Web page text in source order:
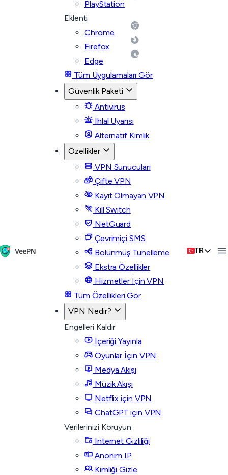
PlayStation
Eklenti
Chrome
Firefox
Edge
Tüm Uygulamaları Gör
Güvenlik Paketi
Antivirüs
İhlal Uyarısı
Alternatif Kimlik
Özellikler
VPN Sunucuları
Çifte VPN
Kayıt Olmayan VPN
Kill Switch
NetGuard
Çevrimiçi SMS
Bölünmüş Tünelleme
Ekstra Özellikler
Hizmetler İçin VPN
Tüm Özellikleri Gör
VPN Nedir?
Engelleri Kaldır
İçeriği Yayınla
Oyunlar İçin VPN
Medya Akışı
Müzik Akışı
Netflix için VPN
ChatGPT için VPN
Verilerinizi Koruyun
İnternet Gizliliği
Anonim IP
Kimliği Gizle
TR